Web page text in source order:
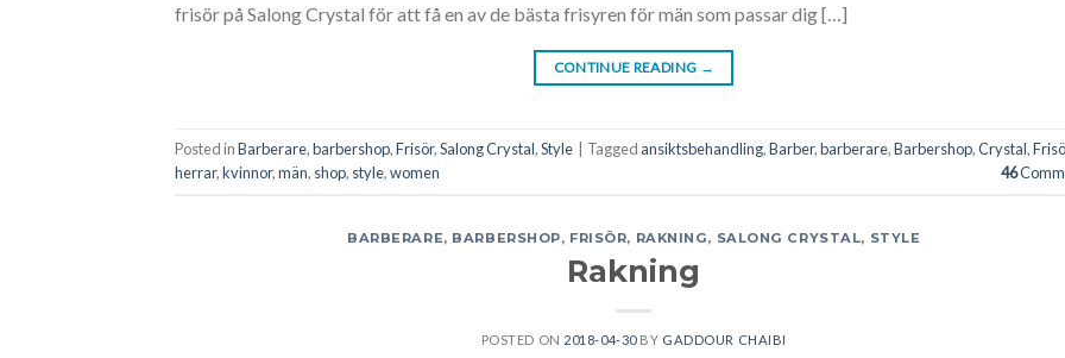
frisör på Salong Crystal för att få en av de bästa frisyren för män som passar dig […]
CONTINUE READING →
Posted inBarberare,barbershop,Frisör,Salong Crystal,Style Tagged ansiktsbehandling,Barber,barberare,Barbershop,Crystal,
herrar,kvinnor,män, shop, style,women 46
BARBERARE, BARBERSHOP, FRISÖR, RAKNING, SALONG CRYSTAL, STYLE
Rakning
POSTED ON 2018-04-30BY GADDOUR CHAIBI